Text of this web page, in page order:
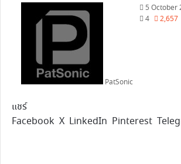
PatSonic
Follow
on
5 October
4
2,657
แชร์
Facebook X LinkedIn Pinterest